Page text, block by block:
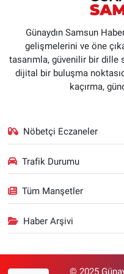
Günaydın Samsun
gelişmelerini ve öne
tasarımla, güvenilir bir dille
dijital bir buluşma
kaçırma,
Nöbetçi Eczaneler
Trafik Durumu
Tüm Manşetler
Haber Arşivi
© 2025